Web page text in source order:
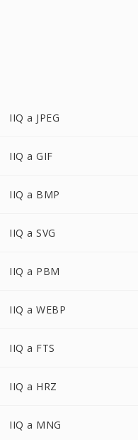
IIQ a JPEG
IIQ a GIF
IIQ a BMP
IIQ a SVG
IIQ a PBM
IIQ a WEBP
IIQ a FTS
IIQ a HRZ
IIQ a MNG